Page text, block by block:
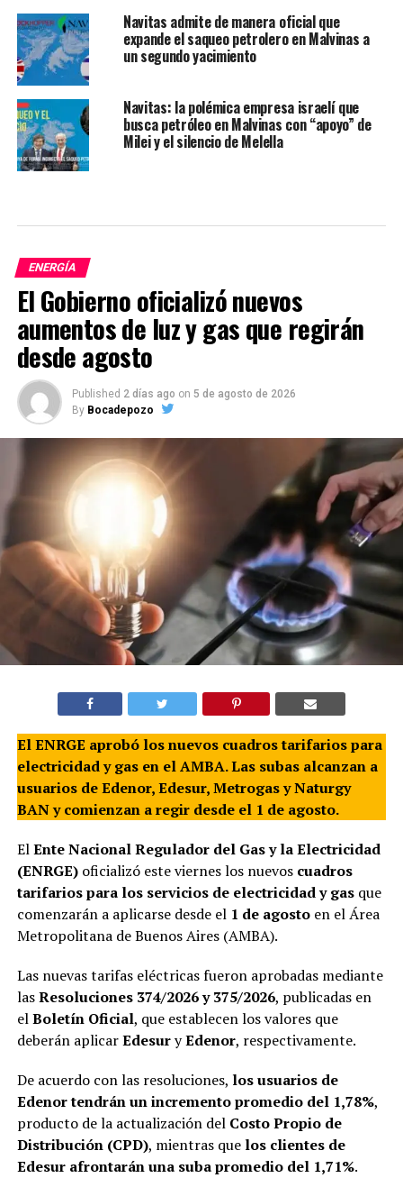
Navitas admite de manera oficial que
expande el saqueo petrolero en Malvinas a
un segundo yacimiento
Navitas: la polémica empresa israelí que
busca petróleo en Malvinas con “apoyo” de
Milei y el silencio de Melella
ENERGÍA
El Gobierno oficializó nuevos
aumentos de luz y gas que regirán
desde agosto
Published 2 días ago on 5 de agosto de 2026
By Bocadepozo
El ENRGE aprobó los nuevos cuadros tarifarios para
electricidad y gas en el AMBA. Las subas alcanzan a
usuarios de Edenor, Edesur, Metrogas y Naturgy
BAN y comienzan a regir desde el 1 de agosto.
ElEnte Nacional Regulador del Gas y la Electricidad
(ENRGE)oficializó este viernes los nuevos cuadros
tarifarios para los servicios de electricidad y gasque
comenzarán a aplicarse desde el 1 de agostoen el Área
Metropolitana de Buenos Aires (AMBA).
Las nuevas tarifas eléctricas fueron aprobadas mediante
lasResoluciones 374/2026 y 375/2026, publicadas en
elBoletín Oficial, que establecen los valores que
deberán aplicarEdesuryEdenor, respectivamente.
De acuerdo con las resoluciones, los usuarios de
Edenor tendrán un incremento promedio del 1,78%,
producto de la actualización del Costo Propio de
Distribución (CPD), mientras que los clientes de
Edesur afrontarán una suba promedio del 1,71%.